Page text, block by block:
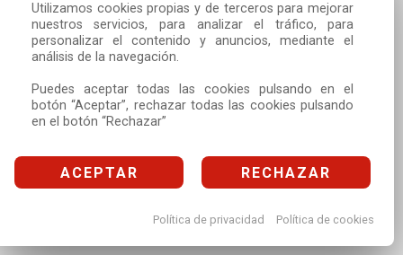
Utilizamos cookies propias y de terceros para mejorar
nuestros servicios, para analizar el tráfico, para
personalizar el contenido y anuncios, mediante el
análisis de la navegación.
Puedes aceptar todas las cookies pulsando en el
botón “Aceptar”, rechazar todas las cookies pulsando
en el botón “Rechazar”
ACEPTAR RECHAZAR
Política de privacidad Política de cookies